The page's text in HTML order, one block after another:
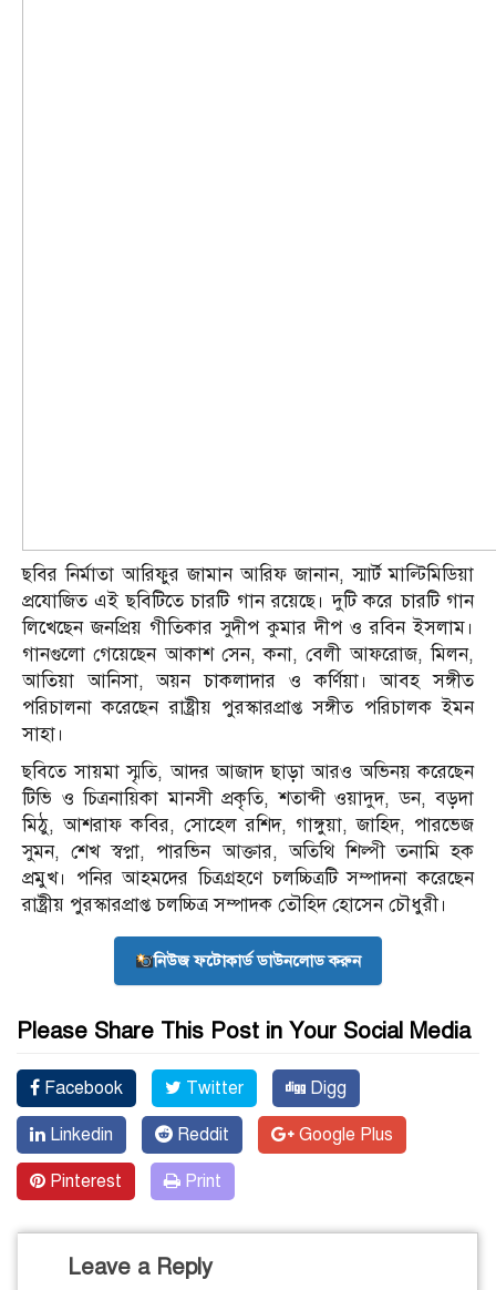
ছবির নির্মাতা আরিফুর জামান আরিফ জানান, স্মার্ট মাল্টিমিডিয়া
প্রযোজিত এই ছবিটিতে চারটি গান রয়েছে। দুটি করে চারটি গান
লিখেছেন জনপ্রিয় গীতিকার সুদীপ কুমার দীপ ও রবিন ইসলাম।
গানগুলো গেয়েছেন আকাশ সেন, কনা, বেলী আফরোজ, মিলন,
আতিয়া আনিসা, অয়ন চাকলাদার ও কর্ণিয়া। আবহ সঙ্গীত
পরিচালনা করেছেন রাষ্ট্রীয় পুরস্কারপ্রাপ্ত সঙ্গীত পরিচালক ইমন
সাহা।
ছবিতে সায়মা স্মৃতি, আদর আজাদ ছাড়া আরও অভিনয় করেছেন
টিভি ও চিত্রনায়িকা মানসী প্রকৃতি, শতাব্দী ওয়াদুদ, ডন, বড়দা
মিঠু, আশরাফ কবির, সোহেল রশিদ, গাঙ্গুয়া, জাহিদ, পারভেজ
সুমন, শেখ স্বপ্না, পারভিন আক্তার, অতিথি শিল্পী তনামি হক
প্রমুখ। পনির আহমদের চিত্রগ্রহণে চলচ্চিত্রটি সম্পাদনা করেছেন
রাষ্ট্রীয় পুরস্কারপ্রাপ্ত চলচ্চিত্র সম্পাদক তৌহিদ হোসেন চৌধুরী।
নিউজ ফটোকার্ড ডাউনলোড করুন
Please Share This Post in Your Social Media
Facebook Twitter Digg
Linkedin Reddit Google Plus
Pinterest Print
Leave a Reply